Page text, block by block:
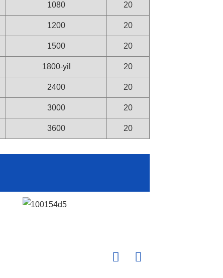
1080 20
1200 20
1500 20
1800-yil 20
2400 20
3000 20
3600 20